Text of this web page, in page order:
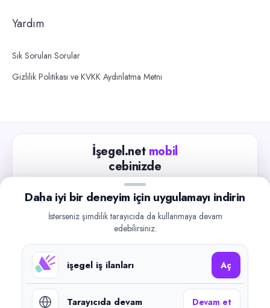
Yardım
Sık Sorulan Sorular
Gizlilik Politikası ve KVKK Aydınlatma Metni
İşegel.net mobil
cebinizde
Güncel iş ilanlarını takip edin, işverenlerle hızlıca
iletişime geçin.
Google Play
©2026işegel.net. Tüm hakları saklıdır.
Daha iyi bir deneyim için uygulamayı indirin
İsterseniz şimdilik tarayıcıda da kullanmaya devam
edebilirsiniz.
işegel iş ilanları Aç
Tarayıcıda devam Devam et